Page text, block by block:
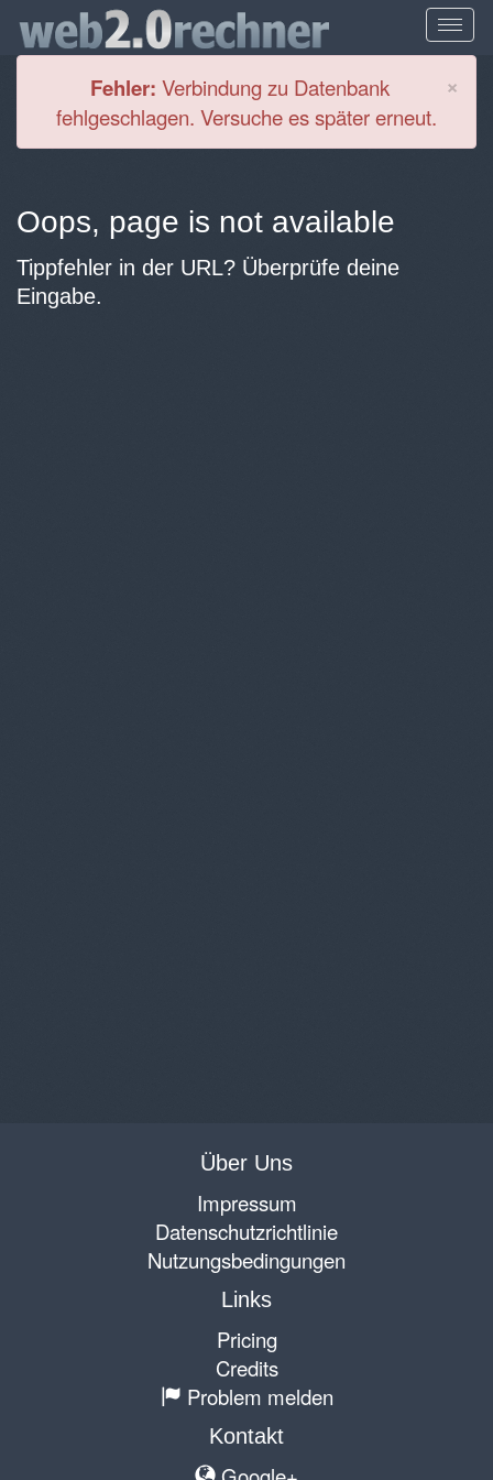
×
Fehler: Verbindung zu Datenbank
fehlgeschlagen. Versuche es später erneut.
Oops, page is not available
Tippfehler in der URL? Überprüfe deine
Eingabe.
Über Uns
Impressum
Datenschutzrichtlinie
Nutzungsbedingungen
Links
Pricing
Credits
Problem melden
Kontakt